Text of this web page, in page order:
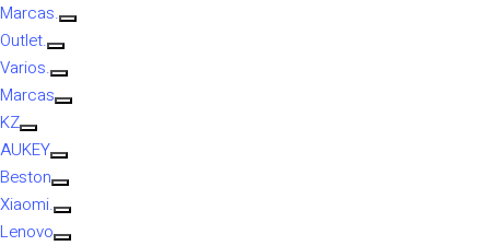
Marcas.
Outlet.
Varios.
Marcas
KZ
AUKEY
Beston
Xiaomi.
Lenovo